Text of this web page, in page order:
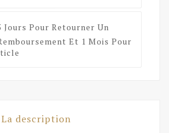
Jours Pour Retourner Un
Et 1 Mois Pour
La description